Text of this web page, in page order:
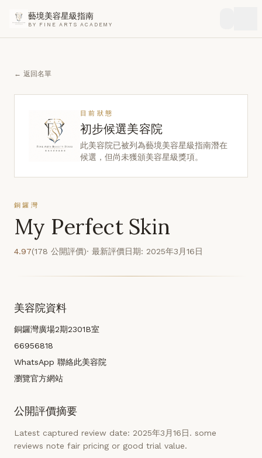
藝境美容星級指南
BY FINE ARTS ACADEMY
← 返回名單
目前狀態
初步候選美容院
此美容院已被列為藝境美容星級指南潛在
候選，但尚未獲頒美容星級獎項。
銅鑼灣
My Perfect Skin
4.97(178 公開評價)· 最新評價日期: 2025年3月16日
美容院資料
銅鑼灣廣場2期2301B室
66956818
WhatsApp 聯絡此美容院
瀏覽官方網站
公開評價摘要
Latest captured review date: 2025年3月16日. some
reviews note fair pricing or good trial value.